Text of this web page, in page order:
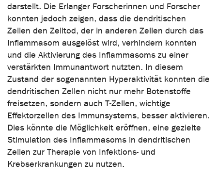
darstellt. Die Erlanger Forscherinnen und Forscher
konnten jedoch zeigen, dass die dendritischen
Zellen den Zelltod, der in anderen Zellen durch das
Inflammasom ausgelöst wird, verhindern konnten
und die Aktivierung des Inflammasoms zu einer
verstärkten Immunantwort nutzten. In diesem
Zustand der sogenannten Hyperaktivität konnten die
dendritischen Zellen nicht nur mehr Botenstoffe
freisetzen, sondern auch T-Zellen, wichtige
Effektorzellen des Immunsystems, besser aktivieren.
Dies könnte die Möglichkeit eröffnen, eine gezielte
Stimulation des Inflammasoms in dendritischen
Zellen zur Therapie von Infektions- und
Krebserkrankungen zu nutzen.